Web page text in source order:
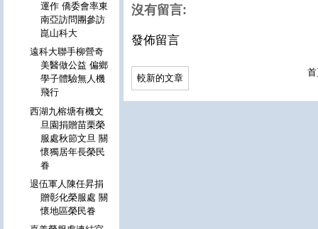
沒有留言:
發佈留言
較新的文章
運作 僑委會率東
南亞訪問團參訪
崑山科大
遠科大聯手柳營奇
美醫做公益 偏鄉
學子體驗無人機
飛行
西湖九榕塘有機文
旦園捐贈苗栗榮
服處秋節文旦 關
懷獨居年長榮民
眷
退伍軍人陳任昇捐
贈彰化榮服處 關
懷地區榮民眷